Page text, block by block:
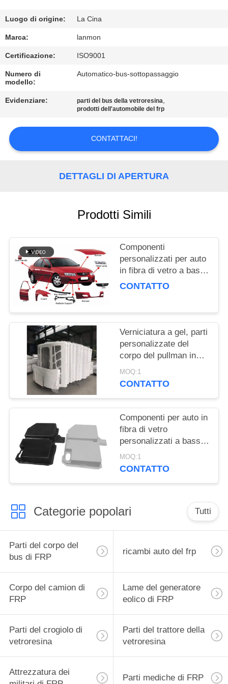
DI
QUALITÀ
CONTATTICI
NOTIZIE
MAPPA
DEL
Luogo di origine: La Cina
Marca: lanmon
Certificazione: ISO9001
Numero di
modello:
Automatico-bus-sottopassaggio
Evidenziare: parti del bus della vetroresina,
prodotti dell'automobile del frp
CONTATTACI!
DETTAGLI DI APERTURA
Prodotti Simili
Componenti
personalizzati per auto
in fibra di vetro a bassa
manutenzione
personalizzati
progettati per
soddisfare requisiti
CONTATTO
Verniciatura a gel, parti
personalizzate del
corpo del pullman in
FRP dotate di 1 volta
per garantire
MOQ:1
CONTATTO
Componenti per auto in
fibra di vetro
personalizzati a basso
mantenimento, leggeri
e progettati per
MOQ:1
CONTATTO
Categorie popolari Tutti
Parti del corpo del
bus di FRP
ricambi auto del frp
Corpo del camion di
FRP
Lame del generatore
eolico di FRP
Parti del crogiolo di
vetroresina
Parti del trattore della
vetroresina
Attrezzatura dei
Parti mediche di FRP